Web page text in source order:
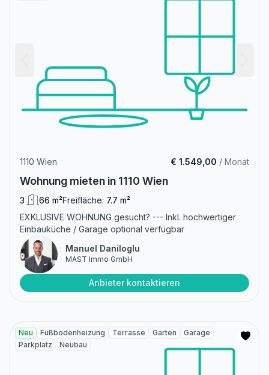
1110 Wien € 1.549,00 / Monat
Wohnung mieten in 1110 Wien
3 66 m²Freifläche: 7.7 m²
EXKLUSIVE WOHNUNG gesucht? --- Inkl. hochwertiger
Einbauküche / Garage optional verfügbar
Manuel Daniloglu
MAST Immo GmbH
Anbieter kontaktieren
Neu Fußbodenheizung Terrasse Garten
Garage
Parkplatz
Neubau